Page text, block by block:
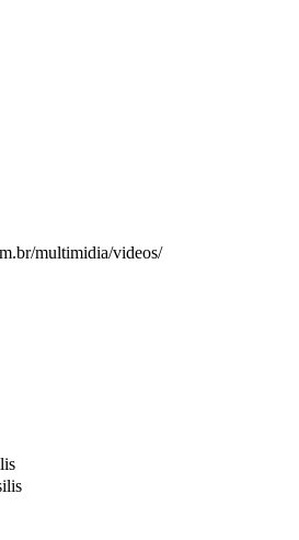
multimidia/videos/